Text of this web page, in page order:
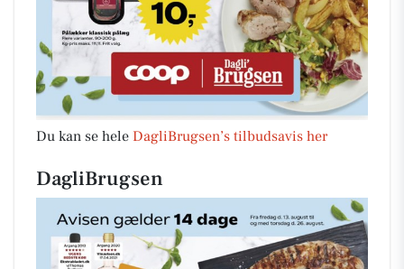
Du kan se hele DagliBrugsen’s tilbudsavis her
DagliBrugsen